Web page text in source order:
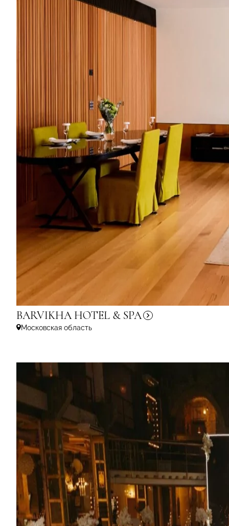
BARVIKHA HOTEL & SPA
Московская область